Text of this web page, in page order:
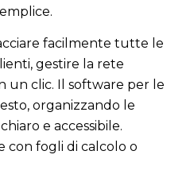
facilmente tutte le
gestire la rete
un clic. Il software per le
organizzando le
e accessibile.
con fogli di calcolo o